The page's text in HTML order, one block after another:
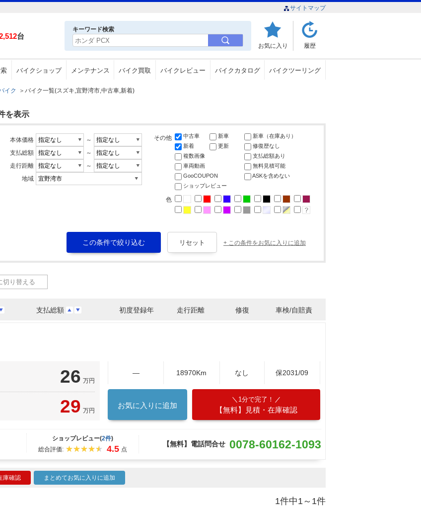
サイトマップ
台
キーワード検索
お気に入り 履歴
バイクショップ メンテナンス バイク買取 バイクレビュー バイクカタログ バイクツーリング
イク ＞ バイク一覧(スズキ,宜野湾市,中古車,新着)
を表示
本体価格
～
支払総額
～
走行距離
～
地域
その他 中古車 新車
新車（在庫あり）
新着
更新
修復歴なし
複数画像
支払総額あり
車両動画
無料見積可能
GooCOUPON
ASKを含めない
ショップレビュー
色
+ この条件をお気に入りに追加
支払総額 初度登録年 走行距離 修復 車検/自賠責
切り替える
26 万円
29 万円
― 18970Km なし 保2031/09
お気に入りに追加
1分で完了！
【無料】見積・在庫確認
ショップレビュー(2件)
総合評価:
4.5 点
【無料】電話問合せ 0078-60162-1093
庫確認 まとめてお気に入りに追加
1件中1～1件